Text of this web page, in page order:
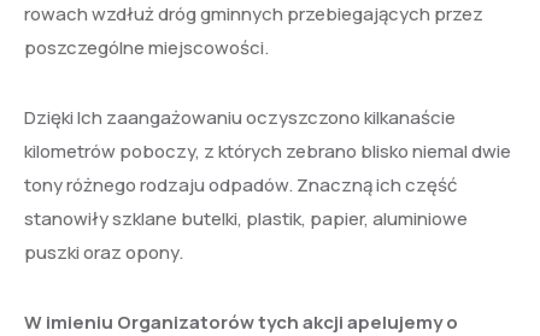
rowach wzdłuż dróg gminnych przebiegających przez
poszczególne miejscowości.
Dzięki Ich zaangażowaniu oczyszczono kilkanaście
kilometrów poboczy, z których zebrano blisko niemal dwie
tony różnego rodzaju odpadów. Znaczną ich część
stanowiły szklane butelki, plastik, papier, aluminiowe
puszki oraz opony.
W imieniu Organizatorów tych akcji apelujemy o